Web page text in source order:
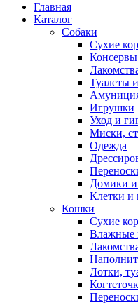
Главная
Каталог
Собаки
Сухие
Туалеты
Игрушки
Уход и
Миски,
Одежда
Домики
Клетки и
Кошки
Сухие
Влажные
Лотки,